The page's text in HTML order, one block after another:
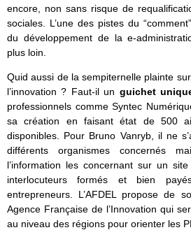
encore, non sans risque de
sociales. L’une des pistes du
du développement de la e-
plus loin.
Quid aussi de la sempiternelle plainte
l’innovation ? Faut-il un guichet
professionnels comme Syntec
sa création en faisant état de 500
disponibles. Pour Bruno Vanryb, il ne
différents organismes concernés
l’information les concernant sur un
interlocuteurs formés et bien
entrepreneurs. L’AFDEL propose de
Agence Française de l’Innovation qui
au niveau des régions pour orienter les